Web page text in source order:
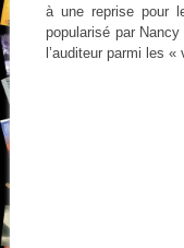
à une reprise pour
popularisé par
l’auditeur parmi les «